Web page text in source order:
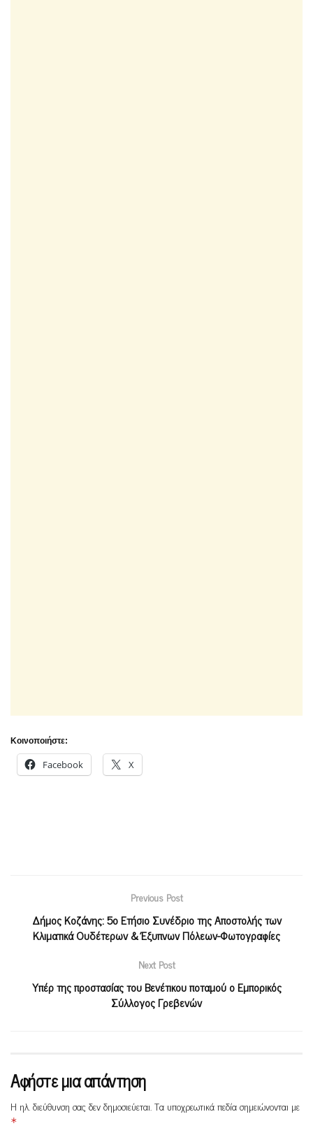
Κοινοποιήστε:
Facebook X
Previous Post
Δήμος Κοζάνης: 5ο Ετήσιο Συνέδριο της Αποστολής των
Κλιματικά Ουδέτερων & Έξυπνων Πόλεων-Φωτογραφίες
Next Post
Υπέρ της προστασίας του Βενέτικου ποταμού ο Εμπορικός
Σύλλογος Γρεβενών
Αφήστε μια απάντηση
Η ηλ. διεύθυνση σας δεν δημοσιεύεται.Τα υποχρεωτικά πεδία σημειώνονται με
*